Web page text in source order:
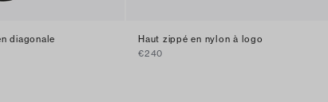
diagonale
Haut zippé en nylon à logo
€240